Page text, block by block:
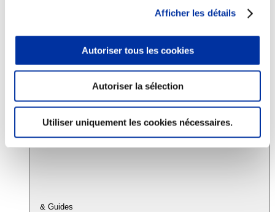
Afficher les détails
Autoriser tous les cookies
Autoriser la sélection
Utiliser uniquement les cookies nécessaires.
Consommation
Sécurité sanitaire
Viandes et santé
Info-veille scientifique
Sources d’information
& Guides